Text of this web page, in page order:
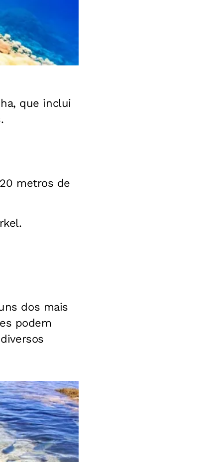
que inclui
metros de
dos mais
podem